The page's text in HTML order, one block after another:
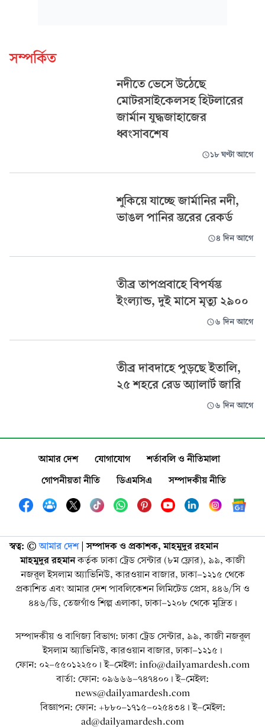
সম্পর্কিত
নদীতে ভেসে উঠেছে
মোটরসাইকেলসহ হিটলারের
জার্মান যুদ্ধজাহাজের
ধ্বংসাবশেষ
১৮ ঘণ্টা আগে
শুকিয়ে যাচ্ছে জার্মানির নদী,
ভাঙল পানির স্তরের রেকর্ড
৪ দিন আগে
তীব্র তাপপ্রবাহে বিপর্যস্ত
ইংল্যান্ড, দুই মাসে মৃত্যু ২৯০০
৬ দিন আগে
তীব্র দাবদাহে পুড়ছে ইতালি,
২৫ শহরে রেড অ্যালার্ট জারি
৬ দিন আগে
আমার দেশ যোগাযোগ
শর্তাবলি ও নীতিমালা
গোপনীয়তা নীতি
ডিএমসিএ সম্পাদকীয় নীতি
স্বত্ব: ©️ আমার দেশ| সম্পাদক ও প্রকাশক, মাহমুদুর রহমান
মাহমুদুর রহমানকর্তৃক ঢাকা ট্রেড সেন্টার (৮ম ফ্লোর), ৯৯, কাজী
নজরুল ইসলাম অ্যাভিনিউ, কারওয়ান বাজার, ঢাকা-১২১৫ থেকে
প্রকাশিত এবং আমার দেশ পাবলিকেশন লিমিটেড প্রেস, ৪৪৬/সি ও
৪৪৬/ডি, তেজগাঁও শিল্প এলাকা, ঢাকা-১২০৮ থেকে মুদ্রিত।
সম্পাদকীয় ও বাণিজ্য বিভাগ: ঢাকা ট্রেড সেন্টার, ৯৯, কাজী নজরুল
ইসলাম অ্যাভিনিউ, কারওয়ান বাজার, ঢাকা-১২১৫।
ফোন: ০২-৫৫০১২২৫০। ই-মেইল: info@dailyamardesh.com
বার্তা: ফোন: ০৯৬৬৬-৭৪৭৪০০। ই-মেইল:
news@dailyamardesh.com
বিজ্ঞাপন: ফোন: +৮৮০-১৭১৫-০২৫৪৩৪ । ই-মেইল:
ad@dailyamardesh.com